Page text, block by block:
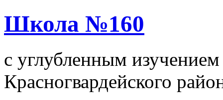
Школа №160
с углубленным изучением
Красногвардейского